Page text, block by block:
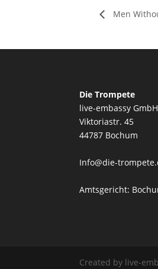
Men
Die Trompete
live-embassy GmbH
Viktoriastr. 45
44787 Bochum
Info@die-
Amtsgericht:
Created by live-